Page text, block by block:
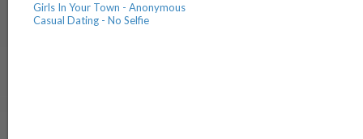
Girls In Your Town - Anonymous
Casual Dating - No Selfie